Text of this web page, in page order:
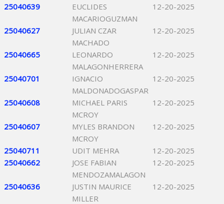
25040639
EUCLIDES
MACARIOGUZMAN
12-20-2025
25040627
JULIAN CZAR
MACHADO
12-20-2025
25040665
LEONARDO
MALAGONHERRERA
12-20-2025
25040701
IGNACIO
MALDONADOGASPAR
12-20-2025
25040608
MICHAEL PARIS
MCROY
12-20-2025
25040607
MYLES BRANDON
MCROY
12-20-2025
25040711 UDIT MEHRA
12-20-2025
25040662
JOSE FABIAN
MENDOZAMALAGON
12-20-2025
25040636
JUSTIN MAURICE
MILLER
12-20-2025